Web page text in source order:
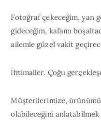
Fotoğraf çekeceğim, yan
gideceğim, kafamı
ailemle güzel vakit
İhtimaller. Çoğu
Müşterilerimize,
olabileceğini